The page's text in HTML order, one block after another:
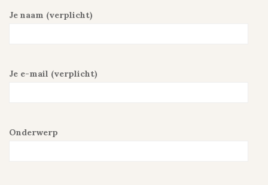
Je naam (verplicht)
Je e-mail (verplicht)
Onderwerp